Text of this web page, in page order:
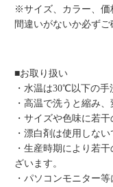
※サイズ、カラー、価
間違いがないか必ずご
■お取り扱い
・水温は30℃以下の手
・高温で洗うと縮み
・サイズや色味に若
・漂白剤は使用しない
・生産時期により若
ざいます。
・パソコンモニター